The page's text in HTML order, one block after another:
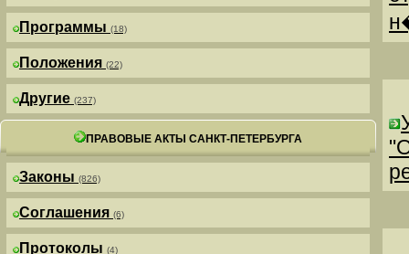
Программы (18)
Положения (22)
Другие (237)
ПРАВОВЫЕ АКТЫ САНКТ-ПЕТЕРБУРГА
Законы (826)
Соглашения (6)
Протоколы (4)